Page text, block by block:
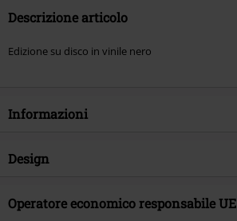
Descrizione articolo
Edizione su disco in vinile nero
Informazioni
Codice articolo
Genere Musicale
Folk Punk
Design
Tipologia prodotto
LP
Operatore economico responsabile UE